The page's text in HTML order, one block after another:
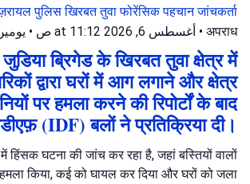
पुलिसखिरबत तुवाफोरेंसिक पहचान जांचकर्ता
अपराध
• أغسطس 6, 2026 at 11:12 ص •
ब्रिगेड के खिरबत तुवा क्षेत्र में
द्वारा घरों में आग लगाने और क्षेत्र
पर हमला करने की रिपोर्टों के बाद
(IDF) बलों ने प्रतिक्रिया दी।
हिंसक घटना की जांच कर रहा है, जहां बस्तियों वालों
किया, कई को घायल कर दिया और घरों को जला